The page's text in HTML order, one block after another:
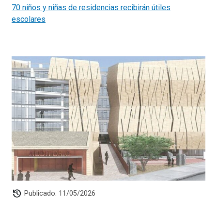
refugio para personas en situación de calle y así entregar
un lugar digno y cómodo durante los 90 días que durará
70 niños y niñas de residencias recibirán útiles
escolares
history Publicado: 11/05/2026